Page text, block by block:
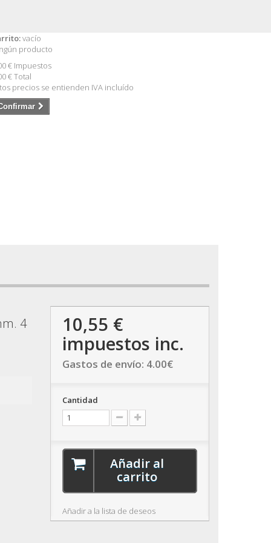
vacío
producto
€ Impuestos
€Total
precios se entienden IVA incluído
4
10,55 €
impuestos inc.
Gastos de envío: 4.00€
Cantidad
Añadir al
carrito
Añadir a la lista de deseos